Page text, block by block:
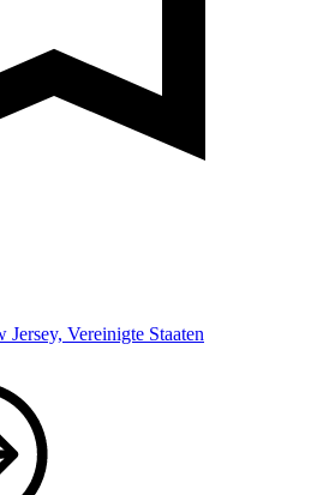
Vereinigte Staaten